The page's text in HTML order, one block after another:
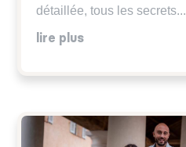
détaillée, tous les secrets...
lire plus